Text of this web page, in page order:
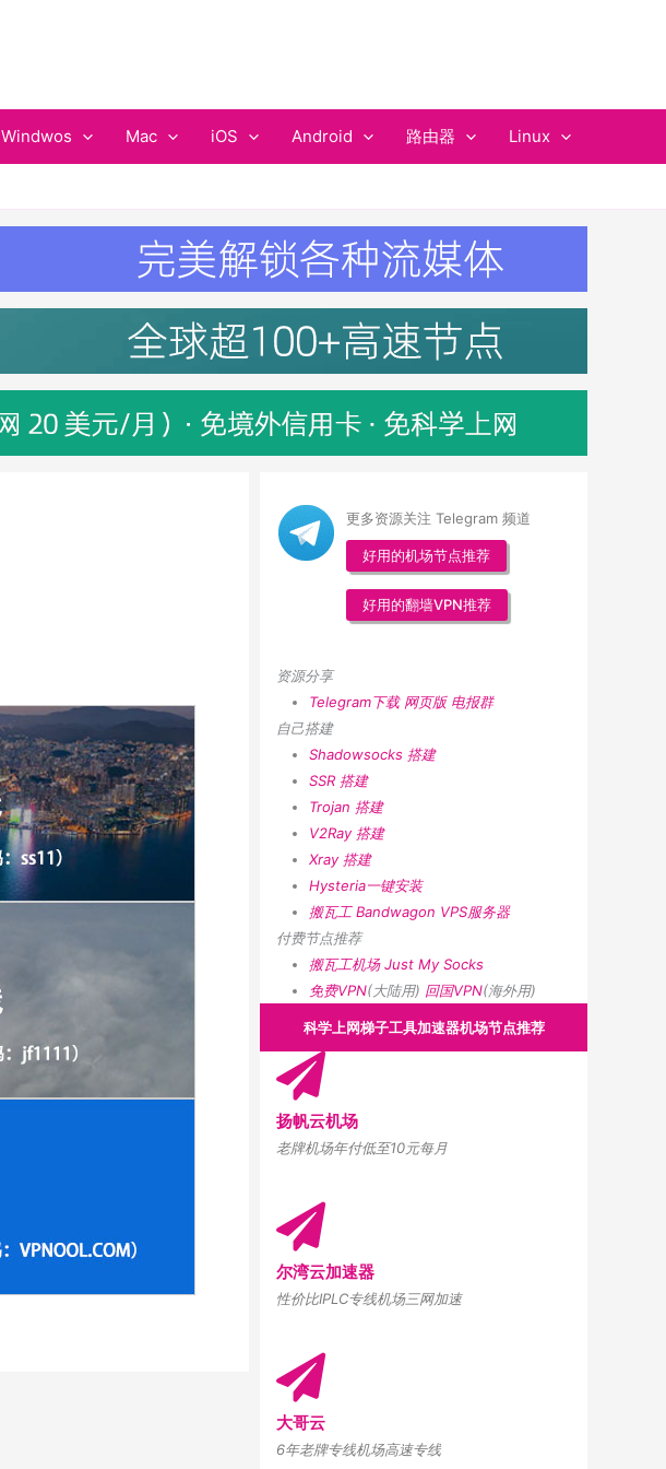
Windwos Mac iOS Android 路由器 Linux
更多资源关注 Telegram 频道
好用的机场节点推荐
好用的翻墙VPN推荐
资源分享
Telegram下载 网页版 电报群
自己搭建
Shadowsocks 搭建
SSR 搭建
Trojan 搭建
V2Ray 搭建
Xray 搭建
Hysteria一键安装
搬瓦工 Bandwagon VPS服务器
付费节点推荐
搬瓦工机场 Just My Socks
免费VPN(大陆用) 回国VPN(海外用)
科学上网梯子工具加速器机场节点推荐
扬帆云机场
老牌机场年付低至10元每月
尔湾云加速器
性价比IPLC专线机场三网加速
大哥云
6年老牌专线机场高速专线